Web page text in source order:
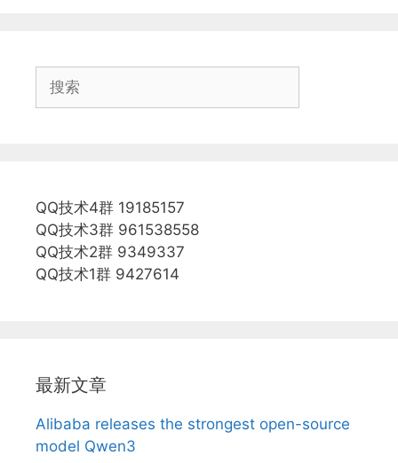
QQ技术4群 19185157
QQ技术3群 961538558
QQ技术2群 9349337
QQ技术1群 9427614
最新文章
Alibaba releases the strongest open-source
model Qwen3